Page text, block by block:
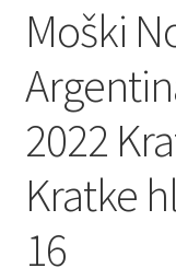
Moški
2022
Kratke
16